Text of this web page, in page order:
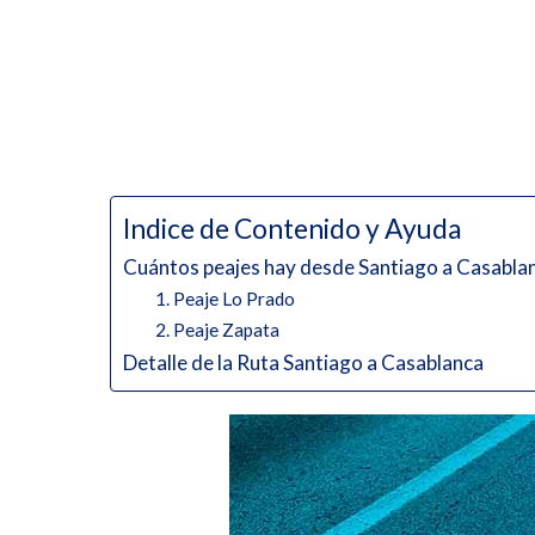
Indice de Contenido y Ayuda
Cuántos peajes hay desde Santiago a
1. Peaje Lo Prado
2. Peaje Zapata
Detalle de la Ruta Santiago a Casablanca